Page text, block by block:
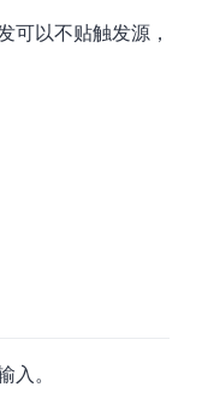
可以不贴触发源，
。